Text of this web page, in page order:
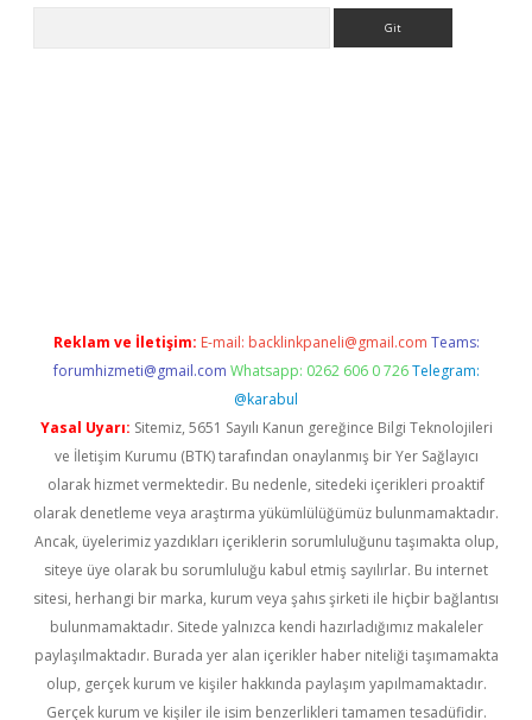
Reklam ve İletişim: E-mail: backlinkpaneli@gmail.com Teams:
forumhizmeti@gmail.com Whatsapp: 0262 606 0 726 Telegram:
@karabul
Yasal Uyarı: Sitemiz, 5651 Sayılı Kanun gereğince Bilgi Teknolojileri
ve İletişim Kurumu (BTK) tarafından onaylanmış bir Yer Sağlayıcı
olarak hizmet vermektedir. Bu nedenle, sitedeki içerikleri proaktif
olarak denetleme veya araştırma yükümlülüğümüz bulunmamaktadır.
Ancak, üyelerimiz yazdıkları içeriklerin sorumluluğunu taşımakta olup,
siteye üye olarak bu sorumluluğu kabul etmiş sayılırlar. Bu internet
sitesi, herhangi bir marka, kurum veya şahıs şirketi ile hiçbir bağlantısı
bulunmamaktadır. Sitede yalnızca kendi hazırladığımız makaleler
paylaşılmaktadır. Burada yer alan içerikler haber niteliği taşımamakta
olup, gerçek kurum ve kişiler hakkında paylaşım yapılmamaktadır.
Gerçek kurum ve kişiler ile isim benzerlikleri tamamen tesadüfidir.